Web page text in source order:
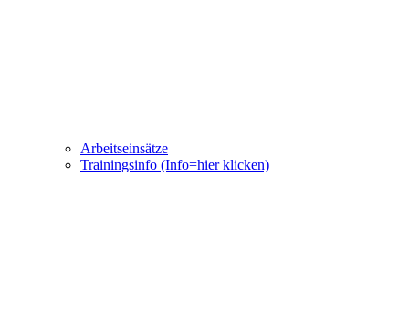
Arbeitseinsätze
Trainingsinfo (Info=hier klicken)